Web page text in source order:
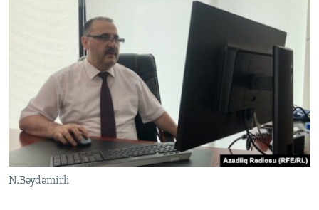
N.Bəydəmirli